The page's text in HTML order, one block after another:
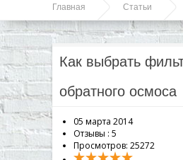
Главная Статьи
фильтр обратного осмоса
Как выбрать
обратного осмоса
05 марта 2014
Отзывы : 5
Просмотров: 25272